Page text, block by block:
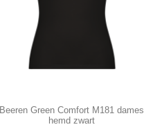
Beeren Green Comfort M181 dames
hemd zwart